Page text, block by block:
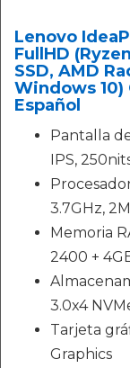
Lenovo
FullHD
SSD, AMD
Windows 10)
Español
Pantalla
IPS,
3.7GHz,
Memoria
2400 +
3.0x4
Tarjeta
Graphics